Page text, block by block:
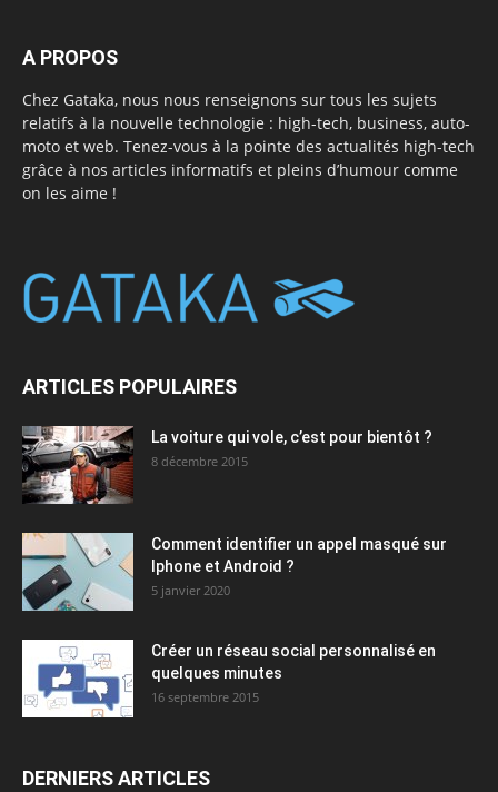
A PROPOS
Chez Gataka, nous nous renseignons sur tous les sujets
relatifs à la nouvelle technologie : high-tech, business, auto-
moto et web. Tenez-vous à la pointe des actualités high-tech
grâce à nos articles informatifs et pleins d’humour comme
on les aime !
ARTICLES POPULAIRES
La voiture qui vole, c’est pour bientôt ?
8 décembre 2015
Comment identifier un appel masqué sur
Iphone et Android ?
5 janvier 2020
Créer un réseau social personnalisé en
quelques minutes
16 septembre 2015
DERNIERS ARTICLES